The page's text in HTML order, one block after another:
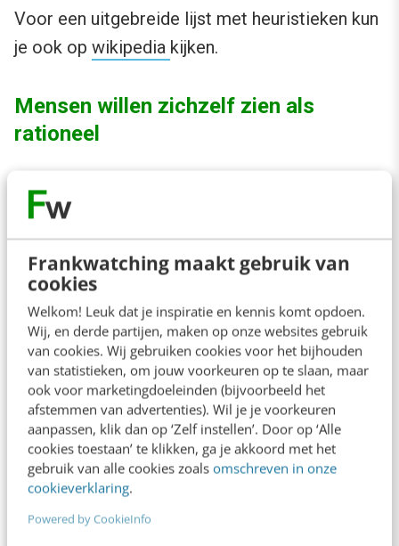
Frankwatching maakt gebruik van
cookies
Welkom! Leuk dat je inspiratie en kennis komt opdoen.
Wij, en derde partijen, maken op onze websites gebruik
van cookies. Wij gebruiken cookies voor het bijhouden
van statistieken, om jouw voorkeuren op te slaan, maar
ook voor marketingdoeleinden (bijvoorbeeld het
afstemmen van advertenties). Wil je je voorkeuren
aanpassen, klik dan op ‘Zelf instellen’. Door op ‘Alle
cookies toestaan’ te klikken, ga je akkoord met het
gebruik van alle cookies zoals omschreven in onze
cookieverklaring.
Powered by CookieInfo
Voor een uitgebreide lijst met heuristieken kun
je ook op wikipedia kijken.
Mensen willen zichzelf zien als
rationeel
Wij mensen zijn dus absoluut geen rationele
wezens, zoals je in dit artikel hebt kunnen
lezen. En dat steekt ons, want we willen graag
als slimme en rationeel denkende wezens
worden gezien. Dit zorgt weer voor een reeks
gevolgen die relevant zijn voor marketing. Zo
biedt het de mogelijkheid mensen te
beïnvloeden door in te spelen op heuristieken.
Maar het is ook goed je er bewust van te zijn
dat het antwoorden op bepaalde
onderzoeksvragen niet altijd even betrouwbaar
maakt.